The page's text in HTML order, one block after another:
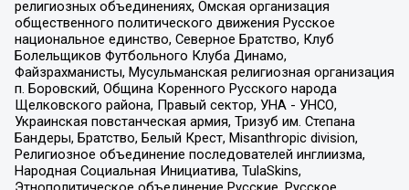
религиозных объединениях, Омская организация
общественного политического движения Русское
национальное единство, Северное Братство, Клуб
Болельщиков Футбольного Клуба Динамо,
Файзрахманисты, Мусульманская религиозная организация
п. Боровский, Община Коренного Русского народа
Щелковского района, Правый сектор, УНА - УНСО,
Украинская повстанческая армия, Тризуб им. Степана
Бандеры, Братство, Белый Крест, Misanthropic division,
Религиозное объединение последователей инглиизма,
Народная Социальная Инициатива, TulaSkins,